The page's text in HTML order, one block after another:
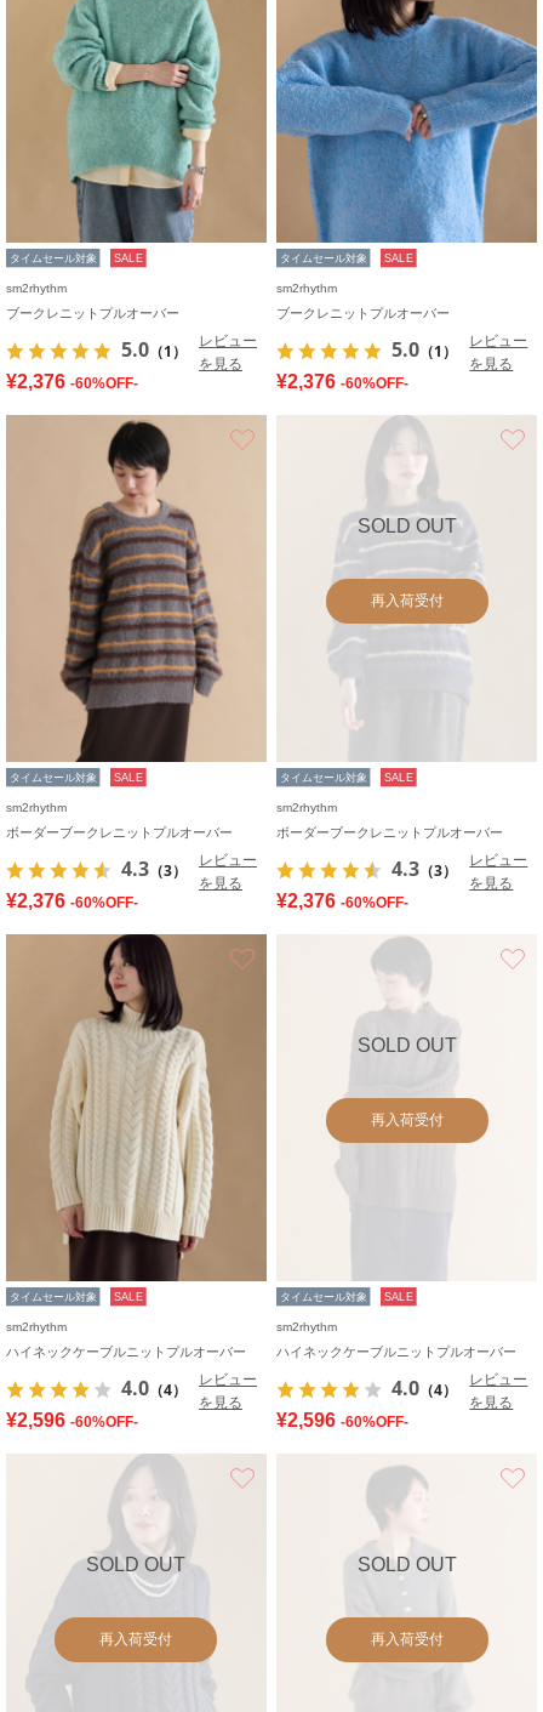
タイムセール対象 SALE
sm2rhythm
ブークレニットプルオーバー
5.0 （1）
レビュー
を見る
¥2,376 -60%OFF-
タイムセール対象 SALE
sm2rhythm
ブークレニットプルオーバー
5.0 （1）
レビュー
を見る
¥2,376 -60%OFF-
タイムセール対象 SALE
sm2rhythm
ボーダーブークレニットプルオーバー
4.3 （3）
レビュー
を見る
¥2,376 -60%OFF-
SOLD OUT
再入荷受付
タイムセール対象 SALE
sm2rhythm
ボーダーブークレニットプルオーバー
4.3 （3）
レビュー
を見る
¥2,376 -60%OFF-
タイムセール対象 SALE
sm2rhythm
ハイネックケーブルニットプルオーバー
4.0 （4）
レビュー
を見る
¥2,596 -60%OFF-
SOLD OUT
再入荷受付
タイムセール対象 SALE
sm2rhythm
ハイネックケーブルニットプルオーバー
4.0 （4）
レビュー
を見る
¥2,596 -60%OFF-
SOLD OUT
再入荷受付
SOLD OUT
再入荷受付